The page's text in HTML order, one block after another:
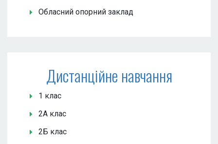
Обласний опорний заклад
Дистанційне навчання
1 клас
2А клас
2Б клас